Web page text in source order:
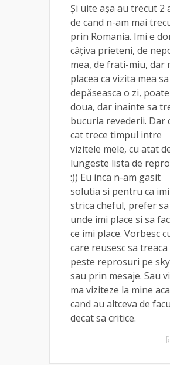
Și uite așa au trecut 2
de cand n-am mai
prin Romania. Imi e
câțiva prieteni, de
mea, de frati-miu, dar
placea ca vizita mea
depăseasca o zi, poate
doua, dar inainte sa
bucuria revederii. Dar
cat trece timpul intre
vizitele mele, cu atat
lungeste lista de
:)) Eu inca n-am gasit
solutia si pentru ca imi
strica cheful, prefer
unde imi place si sa
ce imi place. Vorbesc
care reusesc sa treaca
peste reprosuri pe
sau prin mesaje. Sau
ma viziteze la mine
cand au altceva de
decat sa critice.